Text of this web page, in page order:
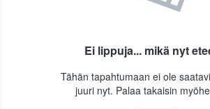
Ei lippuja... mikä nyt
Tähän tapahtumaan ei ole
juuri nyt. Palaa takaisin